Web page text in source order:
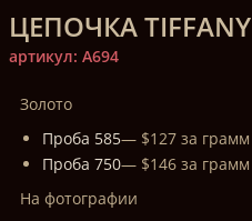
ЦЕПОЧКА TIFFANY
артикул: A694
Золото
Проба 585— $127 за грамм
Проба 750— $146 за грамм
На фотографии